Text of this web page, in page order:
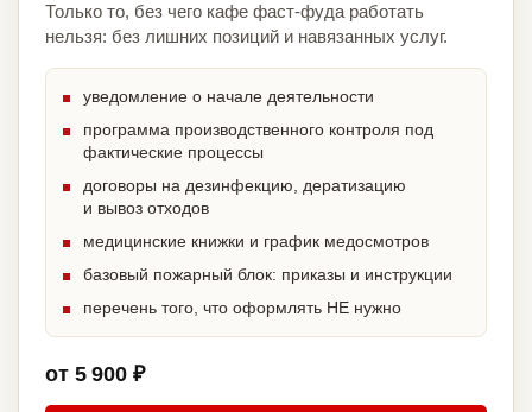
Только то, без чего кафе фаст-фуда работать
нельзя: без лишних позиций и навязанных услуг.
уведомление о начале деятельности
программа производственного контроля под
фактические процессы
договоры на дезинфекцию, дератизацию
и вывоз отходов
медицинские книжки и график медосмотров
базовый пожарный блок: приказы и инструкции
перечень того, что оформлять НЕ нужно
от 5 900 ₽